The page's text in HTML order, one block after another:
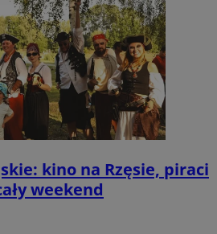
kino na Rzęsie, piraci
weekend